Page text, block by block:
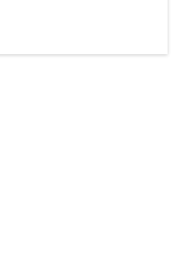
mehr, ist aber integrativer